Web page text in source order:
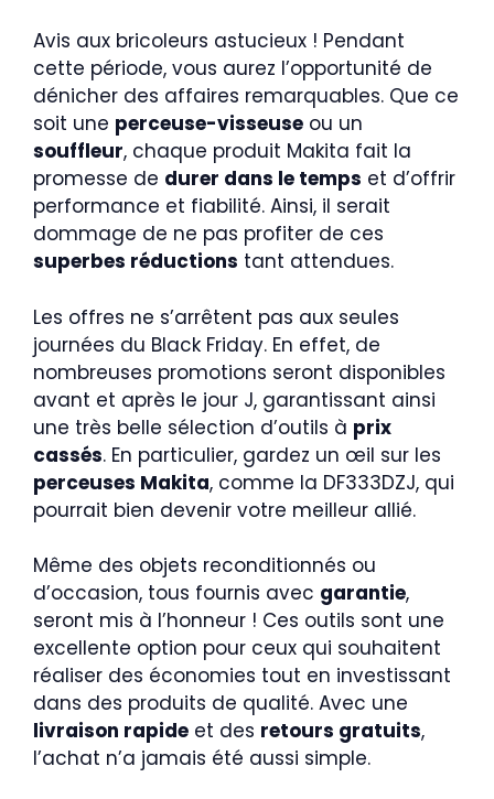
Avis aux bricoleurs astucieux ! Pendant
cette période, vous aurez l’opportunité de
dénicher des affaires remarquables. Que ce
soit une perceuse-visseuse ou un
souffleur, chaque produit Makita fait la
promesse de durer dans le temps et d’offrir
performance et fiabilité. Ainsi, il serait
dommage de ne pas profiter de ces
superbes réductions tant attendues.
Les offres ne s’arrêtent pas aux seules
journées du Black Friday. En effet, de
nombreuses promotions seront disponibles
avant et après le jour J, garantissant ainsi
une très belle sélection d’outils à prix
cassés. En particulier, gardez un œil sur les
perceuses Makita, comme la DF333DZJ, qui
pourrait bien devenir votre meilleur allié.
Même des objets reconditionnés ou
d’occasion, tous fournis avec garantie,
seront mis à l’honneur ! Ces outils sont une
excellente option pour ceux qui souhaitent
réaliser des économies tout en investissant
dans des produits de qualité. Avec une
livraison rapide et des retours gratuits,
l’achat n’a jamais été aussi simple.